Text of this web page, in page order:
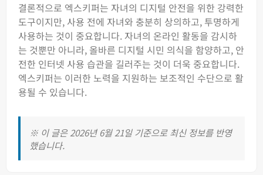
결론적으로 엑스키퍼는 자녀의 디지털 안전을 위한 강력한
도구이지만, 사용 전에 자녀와 충분히 상의하고, 투명하게
사용하는 것이 중요합니다. 자녀의 온라인 활동을 감시하
는 것뿐만 아니라, 올바른 디지털 시민 의식을 함양하고, 안
전한 인터넷 사용 습관을 길러주는 것이 더욱 중요합니다.
엑스키퍼는 이러한 노력을 지원하는 보조적인 수단으로 활
용될 수 있습니다.
※ 이 글은 2026년 6월 21일 기준으로 최신 정보를 반영
했습니다.